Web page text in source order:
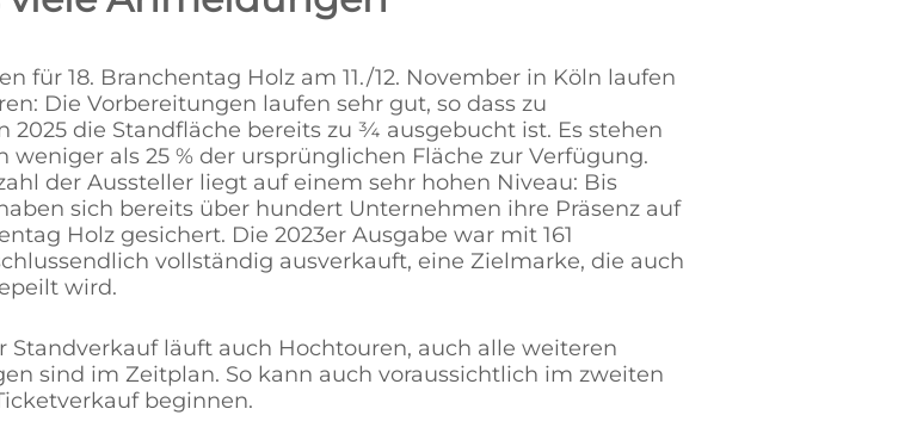
für 18. Branchentag Holz am 11./12. November in Köln laufen
Die Vorbereitungen laufen sehr gut, so dass zu
2025 die Standfläche bereits zu ¾ ausgebucht ist. Es stehen
weniger als 25 % der ursprünglichen Fläche zur Verfügung.
der Aussteller liegt auf einem sehr hohen Niveau: Bis
sich bereits über hundert Unternehmen ihre Präsenz auf
Holz gesichert. Die 2023er Ausgabe war mit 161
vollständig ausverkauft, eine Zielmarke, die auch
wird.
Standverkauf läuft auch Hochtouren, auch alle weiteren
sind im Zeitplan. So kann auch voraussichtlich im zweiten
beginnen.